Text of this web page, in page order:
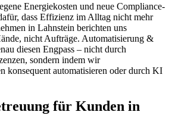
Energiekosten und neue Compliance-
dass Effizienz im Alltag nicht mehr
in Lahnstein berichten uns
nicht Aufträge. Automatisierung &
diesen Engpass – nicht durch
sondern indem wir
konsequent automatisieren oder durch KI
für Kunden in